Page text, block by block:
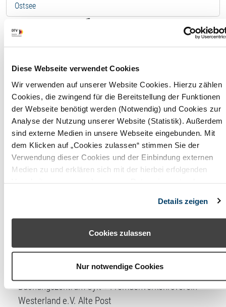
Diese Webseite verwendet Cookies
Wir verwenden auf unserer Website Cookies. Hierzu zählen
Cookies, die zwingend für die Bereitstellung der Funktionen
der Webseite benötigt werden (Notwendig) und Cookies zur
Analyse der Nutzung unserer Website (Statistik). Außerdem
sind externe Medien in unsere Webseite eingebunden. Mit
dem Klicken auf „Cookies zulassen“ stimmen Sie der
Verwendung dieser Cookies und der Einbindung externen
Medien zu und erklären sich mit der hierbei erfolgenden
Cookies“ ohne die Erklärung einer Einwilligung fortfahren. In
diesem Fall werden nur notwendige Cookies verwendet. Sie
können Ihre Einwilligung jederzeit unter den Cookie-
Details zeigen
Cookies zulassen
Nur notwendige Cookies
Ostsee
Ferienwohnung - 11317
Wohnfläche
Maximale
Belegung
4
Badezimmer
2
Schlafzimmer
Lizenznehmer
DTV-Prüfstelle:
Buchungszentrum Sylt + Fremdenverkehrsverein
Westerland e.V. Alte Post